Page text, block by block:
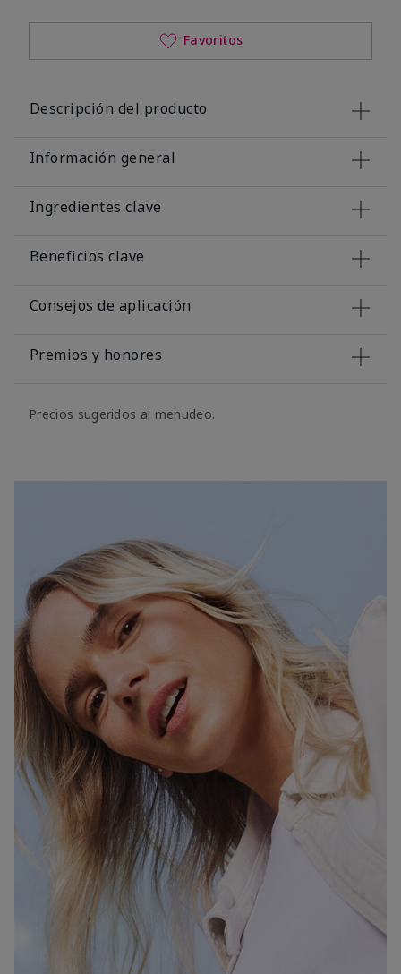
Favoritos
Descripción del producto
Información general
Ingredientes clave
Beneficios clave
Consejos de aplicación
Premios y honores
Precios sugeridos al menudeo.